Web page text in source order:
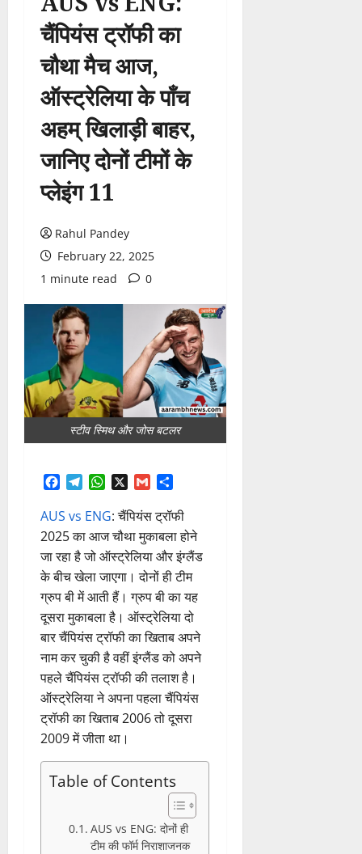
चैंपियंस ट्रॉफी का
चौथा मैच आज,
ऑस्ट्रेलिया के पाँच
अहम् खिलाड़ी बाहर,
जानिए दोनों टीमों के
प्लेइंग 11
Rahul Pandey
February 22, 2025
1 minute read
0
स्टीव स्मिथ और जोस बटलर
Facebook
Telegram
WhatsApp
X Gmail
AUS vs ENG: चैंपियंस ट्रॉफी
2025 का आज चौथा मुकाबला होने
जा रहा है जो ऑस्ट्रेलिया और इंग्लैंड
के बीच खेला जाएगा। दोनों ही टीम
ग्रुप बी में आती हैं। ग्रुप बी का यह
दूसरा मुकाबला है। ऑस्ट्रेलिया दो
बार चैंपियंस ट्रॉफी का खिताब अपने
नाम कर चुकी है वहीं इंग्लैंड को अपने
पहले चैंपियंस ट्रॉफी की तलाश है।
ऑस्ट्रेलिया ने अपना पहला चैंपियंस
ट्रॉफी का खिताब 2006 तो दूसरा
2009 में जीता था।
Table of Contents
AUS vs ENG: दोनों ही
टीम की फॉर्म निराशाजनक